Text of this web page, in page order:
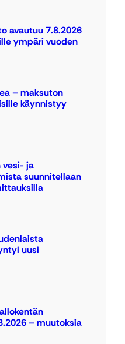
avautuu 7.8.2026
ympäri vuoden
– maksuton
käynnistyy
vesi- ja
suunnitellaan
uusi
– muutoksia